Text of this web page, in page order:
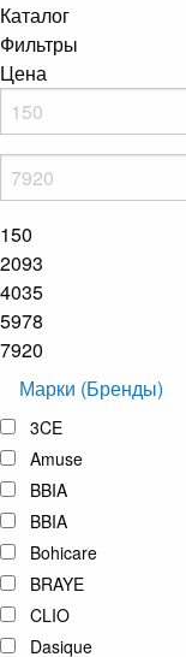
Каталог
Фильтры
Цена
150
2093
4035
5978
7920
Марки (Бренды)
3CE
Amuse
BBIA
BBIA
Bohicare
BRAYE
CLIO
Dasique